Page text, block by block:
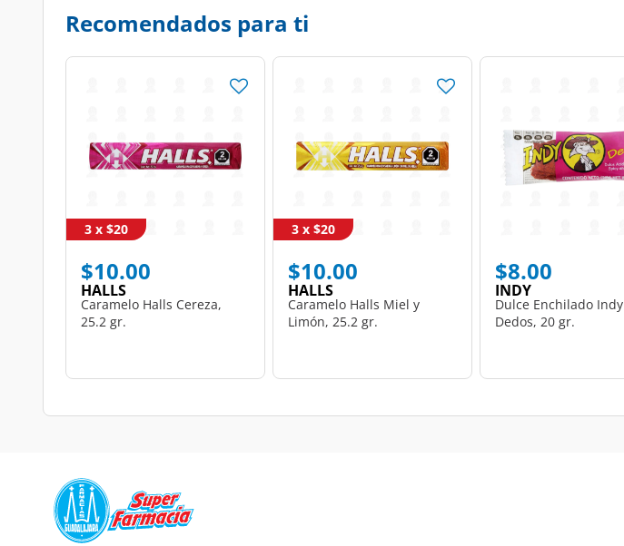
Recomendados para ti
$10.00
HALLS
Caramelo Halls Cereza,
25.2 gr.
3 x $20
$10.00
HALLS
Caramelo Halls Miel y
Limón, 25.2 gr.
3 x $20
$8.00
INDY
Dulce Enchilado Indy
Dedos, 20 gr.